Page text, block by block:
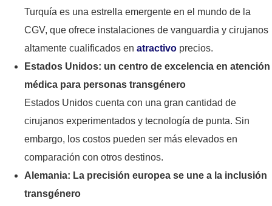
Turquía es una estrella emergente en el mundo de la
CGV, que ofrece instalaciones de vanguardia y cirujanos
altamente cualificados en atractivo precios.
Estados Unidos: un centro de excelencia en atención
médica para personas transgénero
Estados Unidos cuenta con una gran cantidad de
cirujanos experimentados y tecnología de punta. Sin
embargo, los costos pueden ser más elevados en
comparación con otros destinos.
Alemania: La precisión europea se une a la inclusión
transgénero